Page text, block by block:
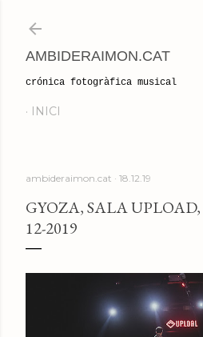
AMBIDERAIMON.CAT
crónica fotogràfica musical
INICI
ambideraimon.cat 18.12.19
GYOZA, SALA
12-2019